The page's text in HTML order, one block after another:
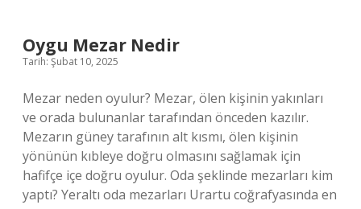
Oygu Mezar Nedir
Tarih: Şubat 10, 2025
Mezar neden oyulur? Mezar, ölen kişinin yakınları
ve orada bulunanlar tarafından önceden kazılır.
Mezarın güney tarafının alt kısmı, ölen kişinin
yönünün kıbleye doğru olmasını sağlamak için
hafifçe içe doğru oyulur. Oda şeklinde mezarları kim
yaptı? Yeraltı oda mezarları Urartu coğrafyasında en